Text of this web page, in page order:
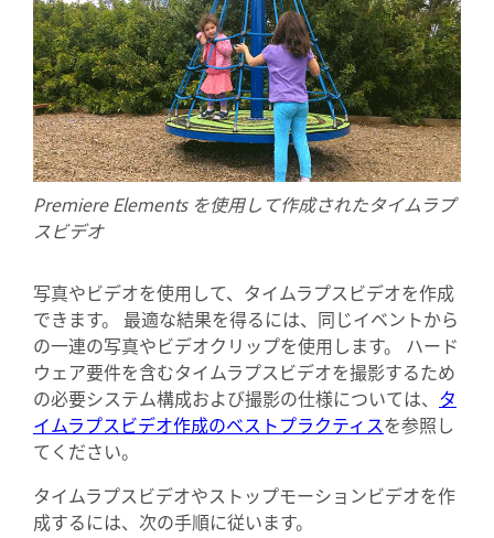
Premiere Elements を使用して作成されたタイムラプ
スビデオ
写真やビデオを使用して、タイムラプスビデオを作成
できます。 最適な結果を得るには、同じイベントから
の一連の写真やビデオクリップを使用します。 ハード
ウェア要件を含むタイムラプスビデオを撮影するため
の必要システム構成および撮影の仕様については、 タ
イムラプスビデオ作成のベストプラクティスを参照し
てください。
タイムラプスビデオやストップモーションビデオを作
成するには、次の手順に従います。